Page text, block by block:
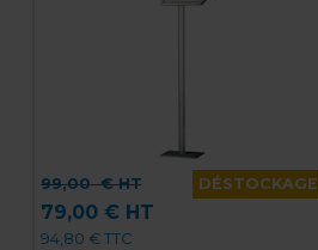
99,00€ HT DÉSTOCKAGE
79,00 € HT
94,80 € TTC